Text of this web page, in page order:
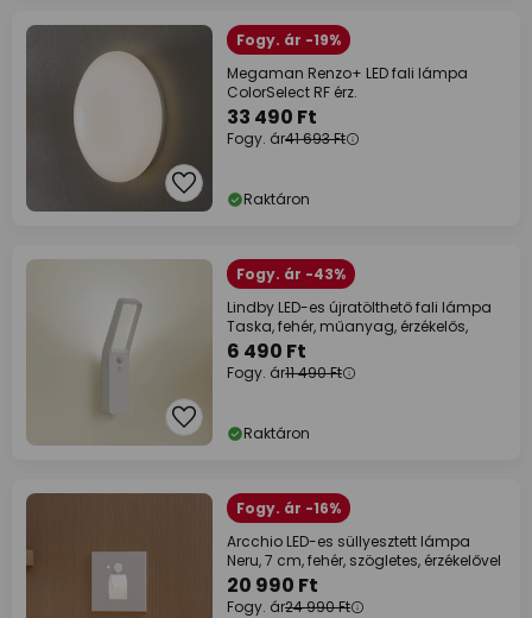
Fogy. ár -19%
Megaman Renzo+ LED fali lámpa
ColorSelect RF érz.
33 490 Ft
Fogy. ár41 693 Ft
Raktáron
Fogy. ár -43%
Lindby LED-es újratölthető fali lámpa
Taska, fehér, műanyag, érzékelős,
6 490 Ft
Fogy. ár11 490 Ft
Raktáron
Fogy. ár -16%
Arcchio LED-es süllyesztett lámpa
Neru, 7 cm, fehér, szögletes, érzékelővel
20 990 Ft
Fogy. ár24 990 Ft